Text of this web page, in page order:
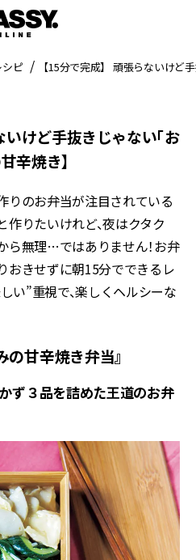
ピ 【15分で完成】 頑張らないけど
いけど手抜きじゃない「お
辛焼き】
りのお弁当が注目されている
作りたいけれど、夜はクタク
ら無理…ではありません！お弁
おきせずに朝15分でできるレ
い”重視で、楽しくヘルシーな
の甘辛焼き弁当』
ず３品を詰めた王道のお弁